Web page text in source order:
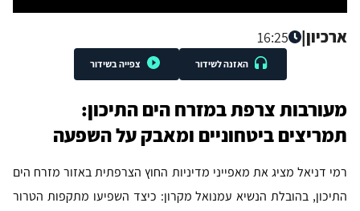
ארכיון|
16:25
האזנה לשידור צפייה בשידור
מעורבות צרפת במזרח הים התיכון:
תמריצים ביטחוניים ומאבק על השפעה
רמי דניאל מציג את מאפייני מדיניות החוץ הצרפתית באזור מזרח הים
התיכון, בהובלת הנשיא עמנואל מקרון: כיצד השפיעו מתקפות הטרור